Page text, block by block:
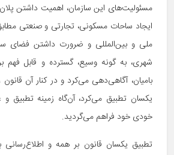
مسئولیت‌های این سازمان، اهمیت داشتن
ایجاد ساحات مسکونی، تجارتی و صنعتی
ملی و بین‌المللی و ضرورت داشتن فضای
شهری، به گونه وسیع، گسترده و قابل فهم
بامیان، آگاهی‌دهی می‌کرد و در کنار آن
یکسان تطبیق می‌کرد، آن‌گاه زمینه تطبیق
خودی خود فراهم می‌گردید.
تطبیق یکسان قانون بر همه و اطلاع‌رسانی